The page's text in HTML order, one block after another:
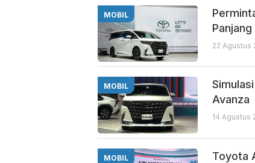
MOBIL
Panjang
22 Agustus
MOBIL
Avanza
14 Agustus
MOBIL Toyota